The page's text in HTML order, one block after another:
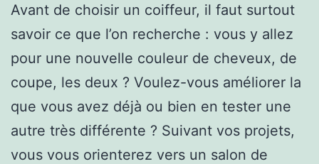
Avant de choisir un coiffeur, il faut surtout
savoir ce que l’on recherche : vous y allez
pour une nouvelle couleur de cheveux, de
coupe, les deux ? Voulez-vous améliorer la
que vous avez déjà ou bien en tester une
autre très différente ? Suivant vos projets,
vous vous orienterez vers un salon de